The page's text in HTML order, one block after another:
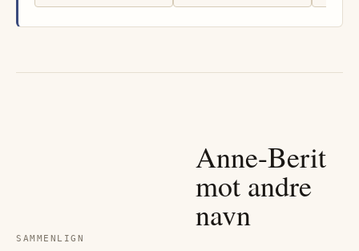
SAMMENLIGN
Anne-Berit
mot andre
navn